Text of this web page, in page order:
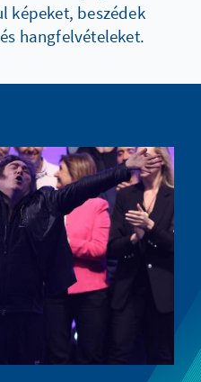
képeket, beszédek
hangfelvételeket.